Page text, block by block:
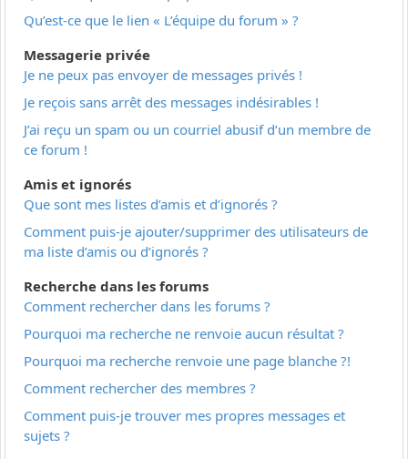
Qu’est-ce que le lien « L’équipe du forum » ?
Messagerie privée
Je ne peux pas envoyer de messages privés !
Je reçois sans arrêt des messages indésirables !
J’ai reçu un spam ou un courriel abusif d’un membre de
ce forum !
Amis et ignorés
Que sont mes listes d’amis et d’ignorés ?
Comment puis-je ajouter/supprimer des utilisateurs de
ma liste d’amis ou d’ignorés ?
Recherche dans les forums
Comment rechercher dans les forums ?
Pourquoi ma recherche ne renvoie aucun résultat ?
Pourquoi ma recherche renvoie une page blanche ?!
Comment rechercher des membres ?
Comment puis-je trouver mes propres messages et
sujets ?